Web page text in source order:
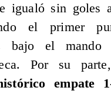
igualó sin goles
el primer
bajo el mando
Por su
empate